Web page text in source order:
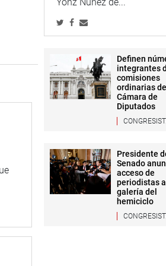
Definen
integrantes
comisiones
ordinarias
Cámara de
Diputados
Presidente
Senado
acceso de
periodistas a
galería del
hemiciclo